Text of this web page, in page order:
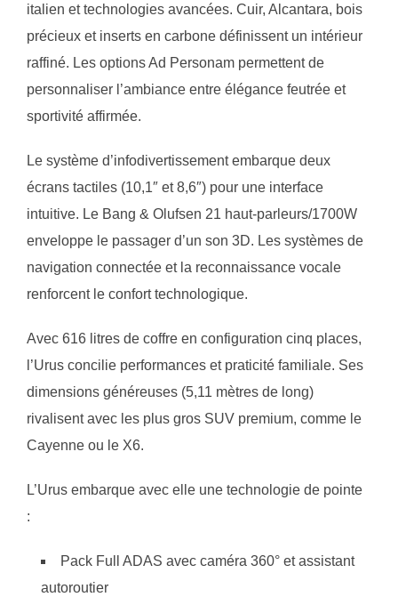
italien et technologies avancées. Cuir, Alcantara, bois
précieux et inserts en carbone définissent un intérieur
raffiné. Les options Ad Personam permettent de
personnaliser l’ambiance entre élégance feutrée et
sportivité affirmée.
Le système d’infodivertissement embarque deux
écrans tactiles (10,1″ et 8,6″) pour une interface
intuitive. Le Bang & Olufsen 21 haut-parleurs/1700W
enveloppe le passager d’un son 3D. Les systèmes de
navigation connectée et la reconnaissance vocale
renforcent le confort technologique.
Avec 616 litres de coffre en configuration cinq places,
l’Urus concilie performances et praticité familiale. Ses
dimensions généreuses (5,11 mètres de long)
rivalisent avec les plus gros SUV premium, comme le
Cayenne ou le X6.
L’Urus embarque avec elle une technologie de pointe
:
Pack Full ADAS avec caméra 360° et assistant
autoroutier